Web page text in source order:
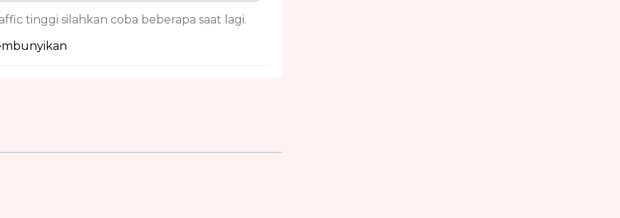
tinggi silahkan coba beberapa saat lagi.